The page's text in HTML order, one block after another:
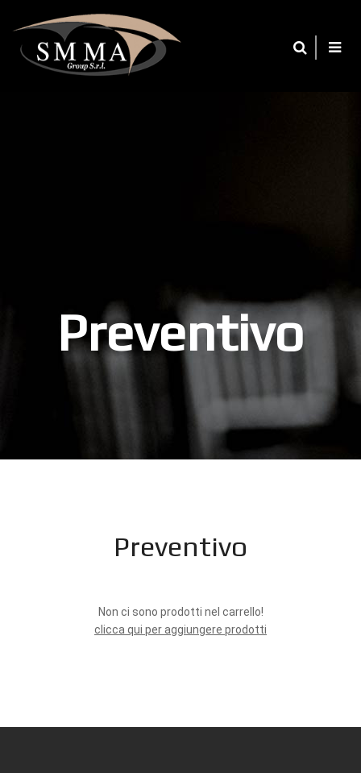
Preventivo
Preventivo
Non ci sono prodotti nel carrello!
clicca qui per aggiungere prodotti